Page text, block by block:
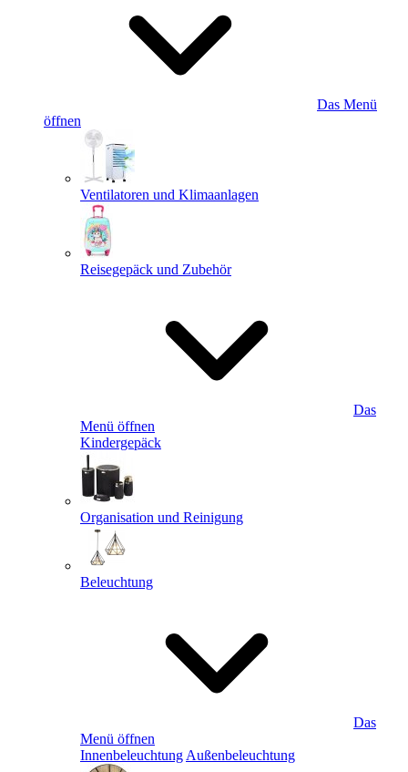
Das Menü
öffnen
Ventilatoren und Klimaanlagen
Reisegepäck und Zubehör
Das
Menü öffnen
Kindergepäck
Organisation und Reinigung
Beleuchtung
Das
Menü öffnen
Innenbeleuchtung Außenbeleuchtung